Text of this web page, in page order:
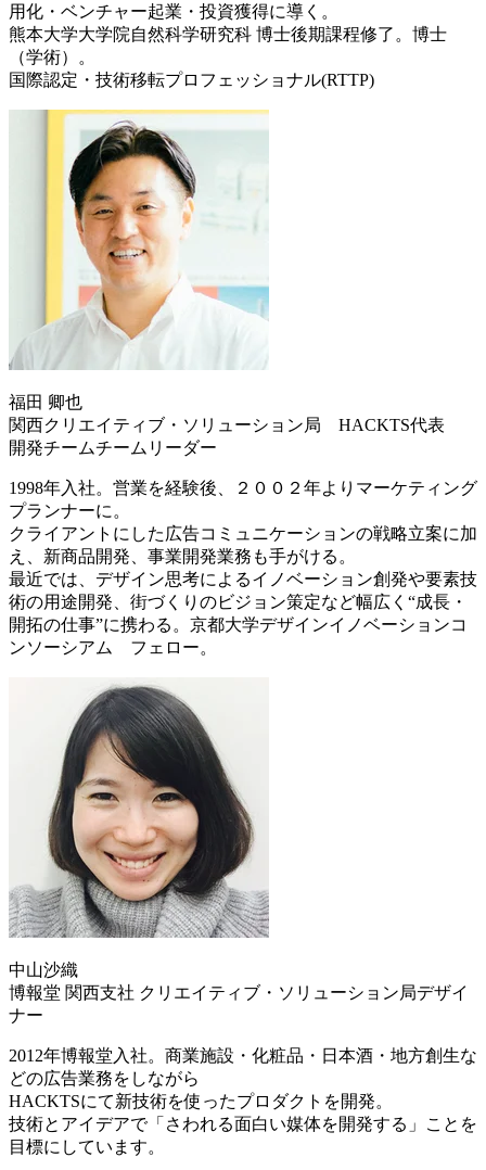
用化・ベンチャー起業・投資獲得に導く。
熊本大学大学院自然科学研究科 博士後期課程修了。博士
（学術）。
国際認定・技術移転プロフェッショナル(RTTP)
福田 卿也
関西クリエイティブ・ソリューション局 HACKTS代表
開発チームチームリーダー
1998年入社。営業を経験後、２００２年よりマーケティング
プランナーに。
クライアントにした広告コミュニケーションの戦略立案に加
え、新商品開発、事業開発業務も手がける。
最近では、デザイン思考によるイノベーション創発や要素技
術の用途開発、街づくりのビジョン策定など幅広く“成長・
開拓の仕事”に携わる。京都大学デザインイノベーションコ
ンソーシアム フェロー。
中山沙織
博報堂 関西支社 クリエイティブ・ソリューション局デザイ
ナー
2012年博報堂入社。商業施設・化粧品・日本酒・地方創生な
どの広告業務をしながら
HACKTSにて新技術を使ったプロダクトを開発。
技術とアイデアで「さわれる面白い媒体を開発する」ことを
目標にしています。